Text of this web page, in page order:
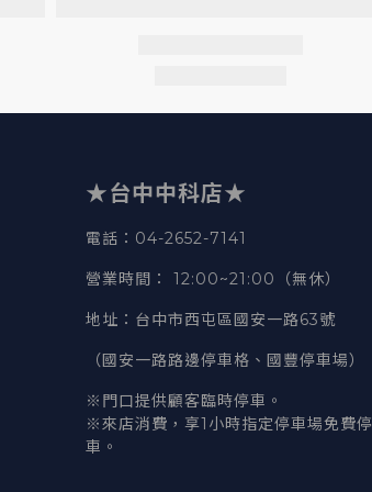
★台中中科店★
電話 ：04-2652-7141
營業時間 ： 12:00~21:00（無休）
地址 ：台中市西屯區國安一路63號
（國安一路路邊停車格、國豐停車場）
※門口提供顧客臨時停車。
※來店消費，享1小時指定停車場免費停
車。